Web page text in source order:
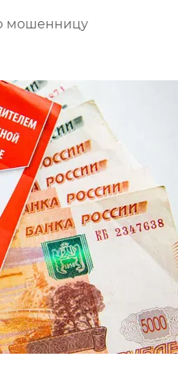
мошенницу